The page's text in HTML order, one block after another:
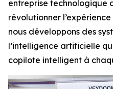
entreprise technologique
révolutionner
nous développons des
l’intelligence artificielle
copilote intelligent à